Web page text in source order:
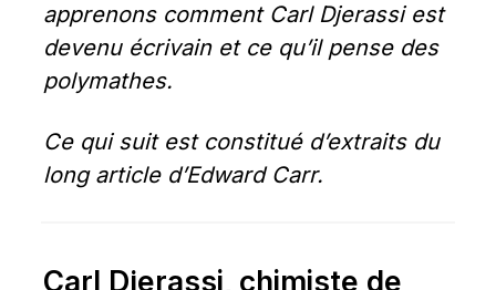
apprenons comment Carl Djerassi est
devenu écrivain et ce qu’il pense des
polymathes.
Ce qui suit est constitué d’extraits du
long article d’Edward Carr.
Carl Djerassi, chimiste de